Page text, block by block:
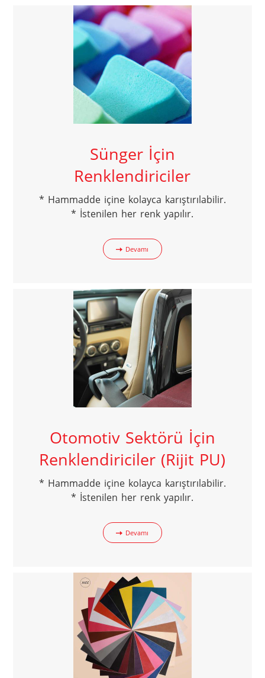
Sünger İçin
Renklendiriciler
* Hammadde içine kolayca karıştırılabilir.
* İstenilen her renk yapılır.
Devamı
Otomotiv Sektörü İçin
Renklendiriciler (Rijit PU)
* Hammadde içine kolayca karıştırılabilir.
* İstenilen her renk yapılır.
Devamı